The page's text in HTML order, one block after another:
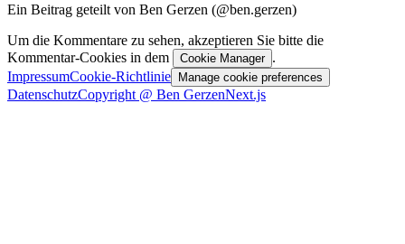
Ein Beitrag geteilt von Ben Gerzen (@ben.gerzen)
Um die Kommentare zu sehen, akzeptieren Sie bitte die
Kommentar-Cookies in dem
Cookie Manager .
ImpressumCookie-Richtlinie Manage cookie preferences
DatenschutzCopyright @ Ben GerzenNext.js